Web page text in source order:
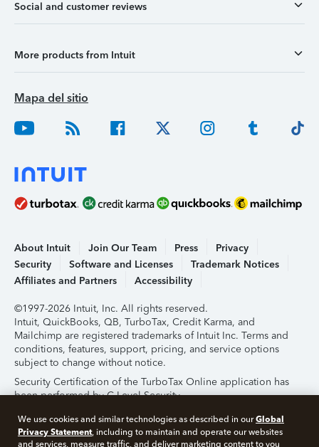
Social and customer reviews
More products from Intuit
Mapa del sitio
About Intuit Join Our Team Press
Privacy
Security
Software and Licenses
Trademark Notices
Affiliates and Partners
Accessibility
©1997-2026 Intuit, Inc. All rights reserved.
Intuit, QuickBooks, QB, TurboTax, Credit Karma, and
Mailchimp are registered trademarks of Intuit Inc. Terms and
conditions, features, support, pricing, and service options
subject to change without notice.
Security Certification of the TurboTax Online application has
been performed by C-Level Security.
By accessing and using this page you agree to the
Terms of
Use.
We use cookies and similar technologies as described in ourGlobal
Privacy Statement, including to maintain and operate our websites
and services, measure traffic, and deliver marketing content to you